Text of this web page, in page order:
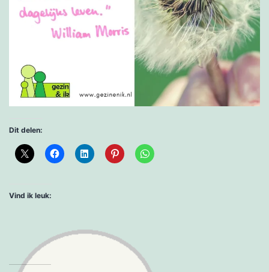
Dit delen:
Vind ik leuk: